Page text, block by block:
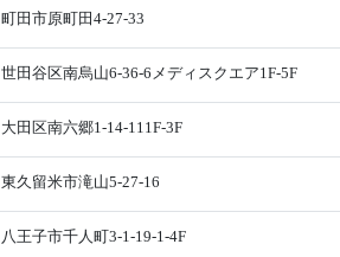
町田市原町田4-27-33
世田谷区南烏山6-36-6メディスクエア1F-5F
大田区南六郷1-14-111F-3F
東久留米市滝山5-27-16
八王子市千人町3-1-19-1-4F